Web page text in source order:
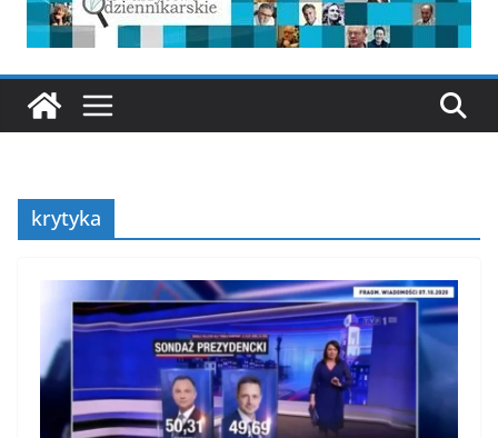
krytyka